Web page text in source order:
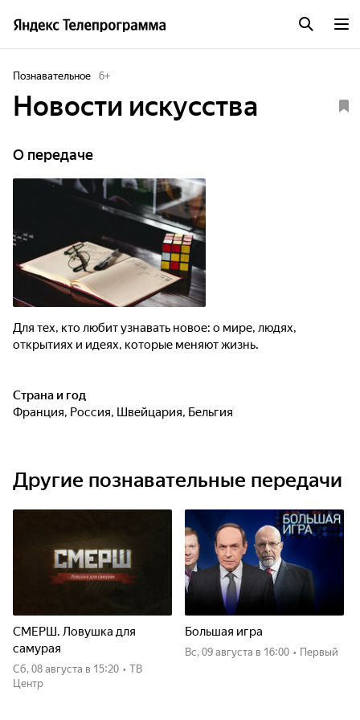
Познавательное 6+
Новости искусства
О передаче
Для тех, кто любит узнавать новое: о мире, людях,
открытиях и идеях, которые меняют жизнь.
Страна и год
Франция, Россия, Швейцария, Бельгия
Другие познавательные передачи
СМЕРШ. Ловушка для
самурая
сб, 08 августа в 15:20 • ТВ
Центр
Большая игра
вс, 09 августа в 16:00 • Первый